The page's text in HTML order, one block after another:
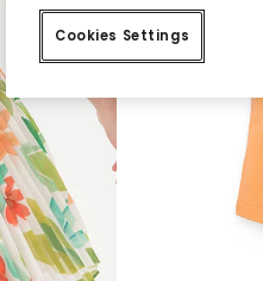
Cookies Settings